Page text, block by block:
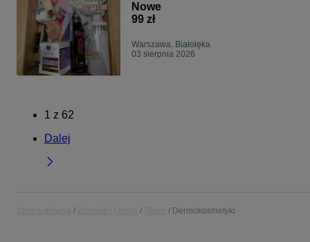
Nowe
99 zł
Warszawa, Białołęka
03 sierpnia 2026
1 z 62
Dalej
Dermokosmetyki